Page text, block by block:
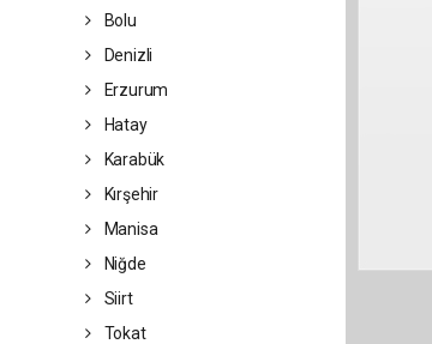
Bolu
Denizli
Erzurum
Hatay
Karabük
Kırşehir
Manisa
Niğde
Siirt
Tokat